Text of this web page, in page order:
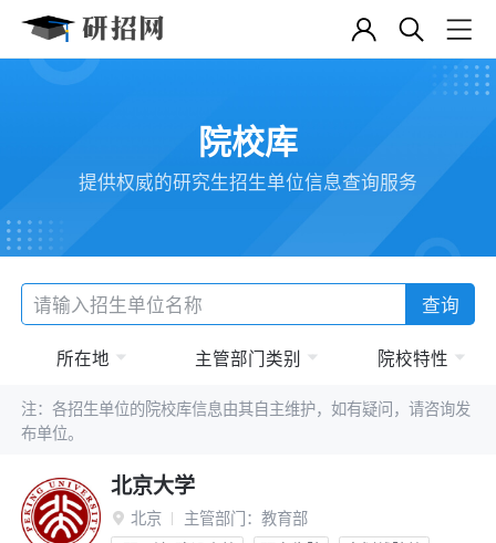
院校库
提供权威的研究生招生单位信息查询服务
查询
所在地 主管部门类别 院校特性
注：各招生单位的院校库信息由其自主维护，如有疑问，请咨询发
布单位。
北京大学
 北京 主管部门： 教育部